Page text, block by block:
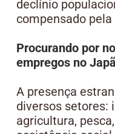
declínio
compensado
Procurando por
empregos no
A presença
diversos setores:
agricultura,